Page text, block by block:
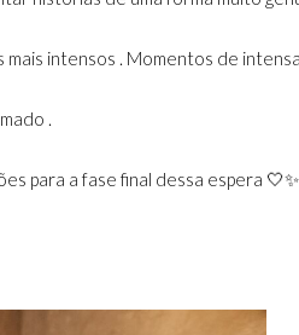
intensos . Momentos de
.
para a fase final dessa espera 🤍✨